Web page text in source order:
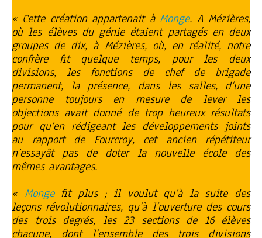
« Cette création appartenait à Monge. A Mézières,
où les élèves du génie étaient partagés en deux
groupes de dix, à Mézières, où, en réalité, notre
confrère fit quelque temps, pour les deux
divisions, les fonctions de chef de brigade
permanent, la présence, dans les salles, d’une
personne toujours en mesure de lever les
objections avait donné de trop heureux résultats
pour qu’en rédigeant les développements joints
au rapport de Fourcroy, cet ancien répétiteur
n’essayât pas de doter la nouvelle école des
mêmes avantages.
« Mongefit plus ; il voulut qu’à la suite des
leçons révolutionnaires, qu’à l’ouverture des cours
des trois degrés, les 23 sections de 16 élèves
chacune, dont l’ensemble des trois divisions